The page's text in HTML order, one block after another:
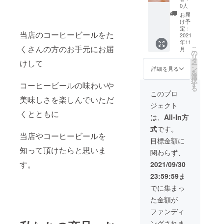
当店のコーヒービールをた
くさんの方のお手元にお届
けして
コーヒービールの味わいや
美味しさを楽しんでいただ
くとともに
当店やコーヒービールを
知って頂けたらと思いま
す。
リジナ
ルTシャ
ツ1枚(M
サイ
ズ） オ
リジナ
ルウレ
タンマ
スク1
ルマス
クケー
ス1点
オリジ
ナル栓
抜き1点
Tシャツ
サイズ
◆サイ
ズ（M
サイ
ズ） 身
丈
69cm
・身幅
52cm・
肩幅
リジナ
ルレ
ギュ
ラー
コー
ヒー1
パッ
ク オ
リジナ
ルド
リップ
コー
ヒー1
パッ
ク オ
リジナ
ル煌き
ビアグ
ラス2
点 オ
リジナ
ルサー
モスス
テンレ
スマグ2
点 オ
リジナ
ルTシャ
権
coffee
beer &
craftbe
er BAR
CARLO
VAオリ
ジナル
コー
ヒー
ビール
飲み比
べセッ
ト（巧
～
takumi
～10
本 煌
～kira
～10
本）
CARLO
VAオリ
ジナル
レザー
コース
ター2
枚 オ
0人
お届
け予
定：
2021
年11
月
詳細を見る
こ
の
リ
タ
ー
ン
を
選
択
す
る
このプロ
ジェクト
は、 All-In方
式です。
目標金額に
関わらず、
2021/09/30
23:59:59ま
でに集まっ
た金額が
ファンディ